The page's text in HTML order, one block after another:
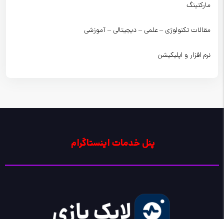
مارکتینگ
مقالات تکنولوژی – علمی – دیجیتالی – آموزشی
نرم افزار و اپلیکیشن
پنل خدمات اینستاگرام